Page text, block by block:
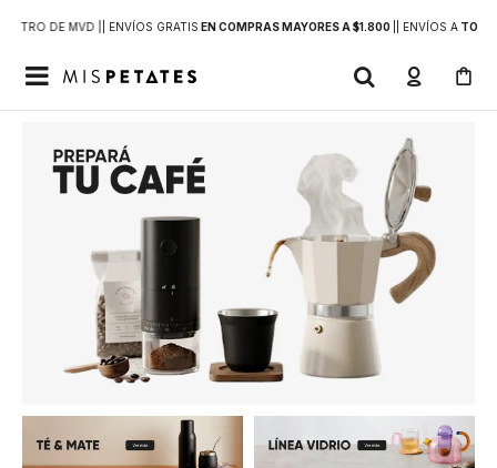
DE MVD | | ENVÍOS GRATIS EN COMPRAS MAYORES A $1.800 | ENVÍOS ATODO
